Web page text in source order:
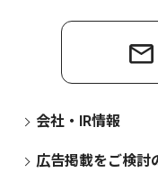
会社・IR情報
広告掲載をご検討